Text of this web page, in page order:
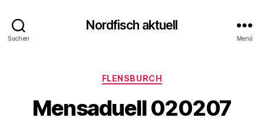
Suchen
Nordfisch aktuell
Menü
Kategorien
FLENSBURCH
Mensaduell 020207